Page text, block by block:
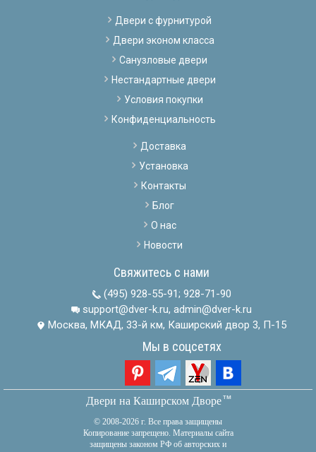
Двери с фурнитурой
Двери эконом класса
Санузловые двери
Нестандартные двери
Условия покупки
Конфиденциальность
Доставка
Установка
Контакты
Блог
О нас
Новости
Свяжитесь с нами
(495) 928-55-91; 928-71-90
support@dver-k.ru, admin@dver-k.ru
Москва, МКАД, 33-й км, Каширский двор 3, П-15
Мы в соцсетях
Двери на Каширском Дворетм
© 2008-2026 г. Все права защищены
Копирование запрещено. Материалы сайта
защищены законом РФ об авторских и